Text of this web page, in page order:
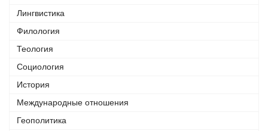
Лингвистика
Филология
Теология
Социология
История
Международные отношения
Геополитика